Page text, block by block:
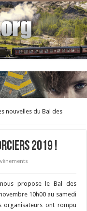
nouvelles du Bal des
2019 !
propose le Bal des
10h00 au samedi
organisateurs ont rompu